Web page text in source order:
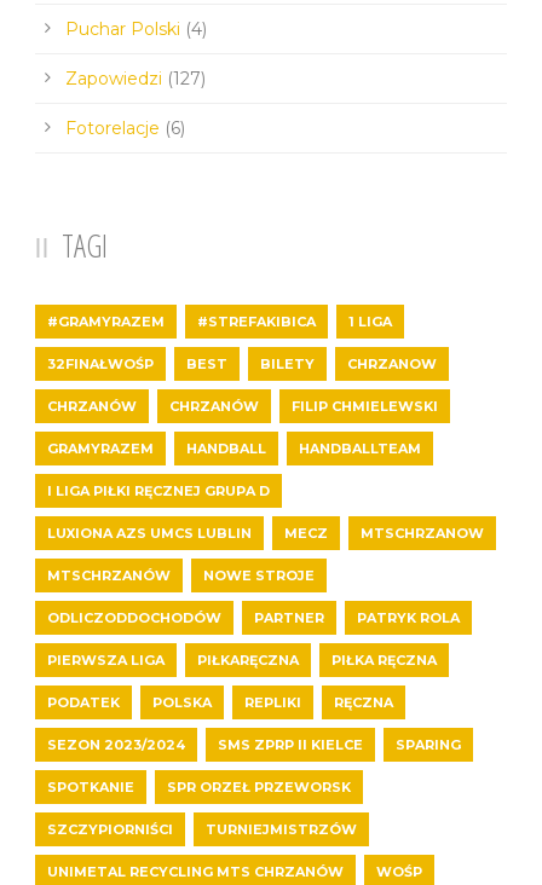
Puchar Polski (4)
Zapowiedzi (127)
Fotorelacje (6)
TAGI
#GRAMYRAZEM #STREFAKIBICA 1 LIGA
32FINAŁWOŚP BEST BILETY CHRZANOW
CHRZANÓW CHRZANÓW FILIP CHMIELEWSKI
GRAMYRAZEM HANDBALL HANDBALLTEAM
I LIGA PIŁKI RĘCZNEJ GRUPA D
LUXIONA AZS UMCS LUBLIN MECZ MTSCHRZANOW
MTSCHRZANÓW NOWE STROJE
ODLICZODDOCHODÓW PARTNER PATRYK ROLA
PIERWSZA LIGA PIŁKARĘCZNA PIŁKA RĘCZNA
PODATEK POLSKA REPLIKI RĘCZNA
SEZON 2023/2024 SMS ZPRP II KIELCE SPARING
SPOTKANIE SPR ORZEŁ PRZEWORSK
SZCZYPIORNIŚCI TURNIEJMISTRZÓW
UNIMETAL RECYCLING MTS CHRZANÓW WOŚP